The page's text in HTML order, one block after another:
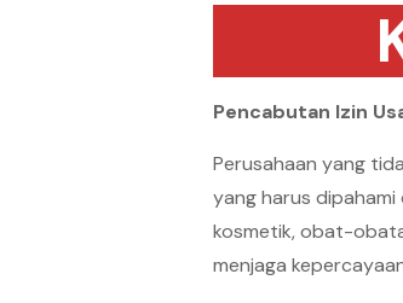
Pencabutan Izin
Perusahaan yang
yang harus
kosmetik, obat-
menjaga